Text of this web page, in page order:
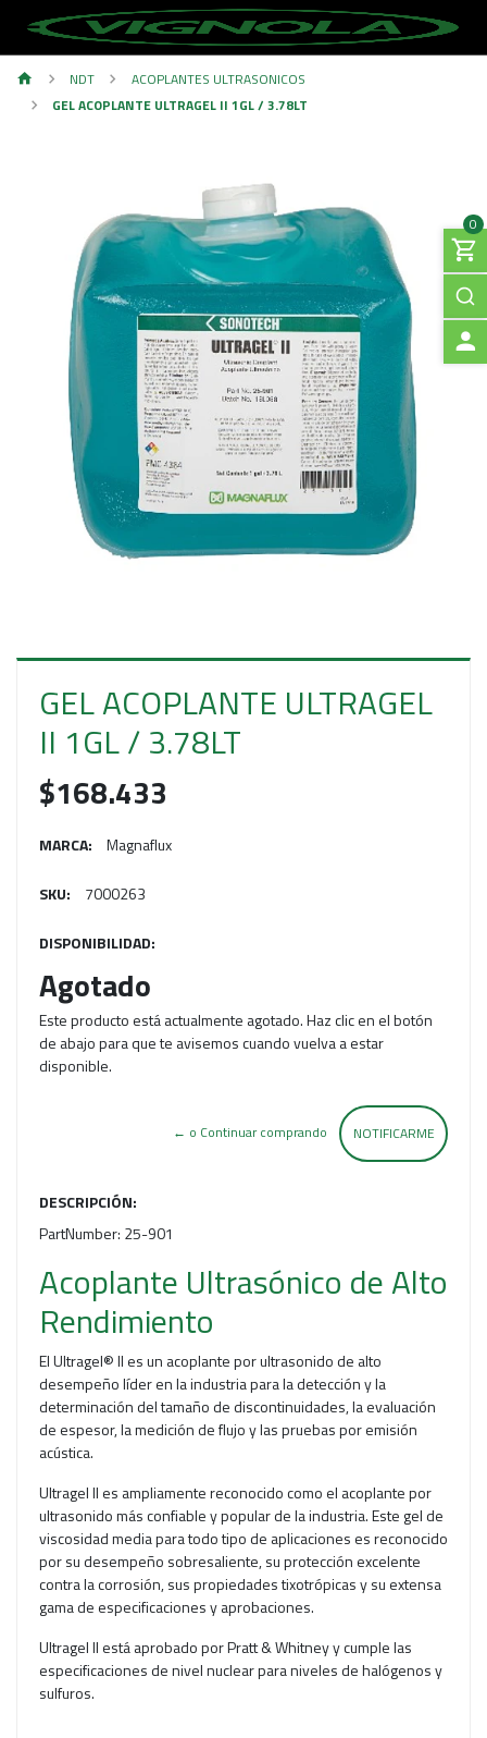
0
NDT
ACOPLANTES ULTRASONICOS
GEL ACOPLANTE ULTRAGEL II 1GL / 3.78LT
GEL ACOPLANTE ULTRAGEL
II 1GL / 3.78LT
$168.433
MARCA: Magnaflux
SKU: 7000263
DISPONIBILIDAD:
Agotado
Este producto está actualmente agotado. Haz clic en el botón
de abajo para que te avisemos cuando vuelva a estar
disponible.
NOTIFICARME
← o Continuar comprando
DESCRIPCIÓN:
PartNumber: 25-901
Acoplante Ultrasónico de Alto
Rendimiento
El Ultragel® II es un acoplante por ultrasonido de alto
desempeño líder en la industria para la detección y la
determinación del tamaño de discontinuidades, la evaluación
de espesor, la medición de flujo y las pruebas por emisión
acústica.
Ultragel II es ampliamente reconocido como el acoplante por
ultrasonido más confiable y popular de la industria. Este gel de
viscosidad media para todo tipo de aplicaciones es reconocido
por su desempeño sobresaliente, su protección excelente
contra la corrosión, sus propiedades tixotrópicas y su extensa
gama de especificaciones y aprobaciones.
Ultragel II está aprobado por Pratt & Whitney y cumple las
especificaciones de nivel nuclear para niveles de halógenos y
sulfuros.